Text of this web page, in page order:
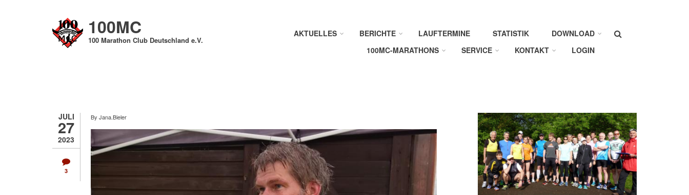
100MC
100 Marathon Club Deutschland e.V.
Suche
AKTUELLES BERICHTE LAUFTERMINE STATISTIK
DOWNLOAD
100MC-MARATHONS
SERVICE KONTAKT LOGIN
JULI
27
2023
3
By Jana.Bieler